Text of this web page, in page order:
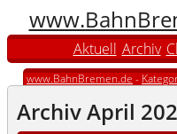
Aktuell Archiv
www.BahnBremen.de -
Archiv April